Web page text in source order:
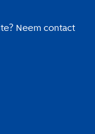
Neem contact